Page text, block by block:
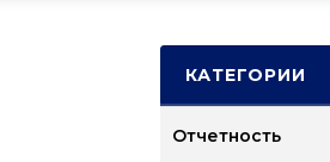
КАТЕГОРИИ
Отчетность